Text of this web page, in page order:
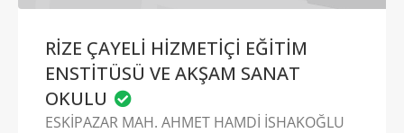
RİZE ÇAYELİ HİZMETİÇİ EĞİTİM
ENSTİTÜSÜ VE AKŞAM SANAT
OKULU
ESKİPAZAR MAH. AHMET HAMDİ İSHAKOĞLU